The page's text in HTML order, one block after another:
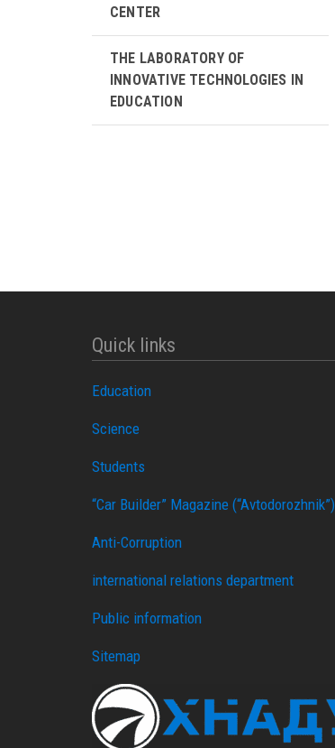
CENTER
THE LABORATORY OF
INNOVATIVE TECHNOLOGIES IN
EDUCATION
Quick links
Education
Science
Students
“Car Builder” Magazine (“Avtodorozhnik”)
Anti-Corruption
international relations department
Public information
Sitemap